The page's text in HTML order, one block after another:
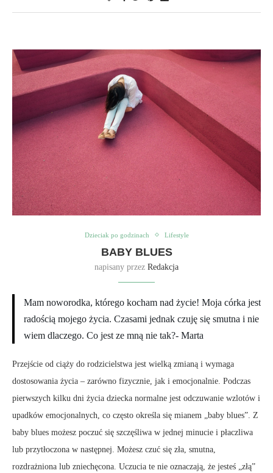
Dzieciak po godzinach Lifestyle
BABY BLUES
napisany przez Redakcja
Mam noworodka, którego kocham nad życie! Moja córka jest
radością mojego życia. Czasami jednak czuję się smutna i nie
wiem dlaczego. Co jest ze mną nie tak?- Marta
Przejście od ciąży do rodzicielstwa jest wielką zmianą i wymaga
dostosowania życia – zarówno fizycznie, jak i emocjonalnie. Podczas
pierwszych kilku dni życia dziecka normalne jest odczuwanie wzlotów i
upadków emocjonalnych, co często określa się mianem „baby blues”. Z
baby blues możesz poczuć się szczęśliwa w jednej minucie i płaczliwa
lub przytłoczona w następnej. Możesz czuć się zła, smutna,
rozdrażniona lub zniechęcona. Uczucia te nie oznaczają, że ​​jesteś „złą”